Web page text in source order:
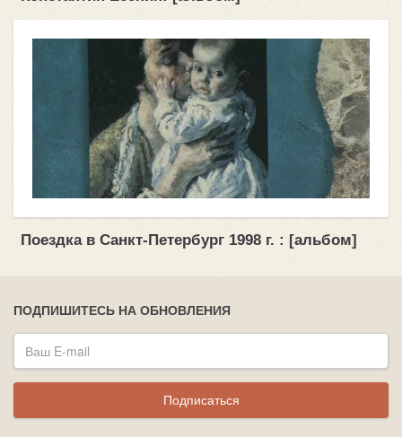
Поездка в Санкт-Петербург 1998 г. : [альбом]
ПОДПИШИТЕСЬ НА ОБНОВЛЕНИЯ
Подписаться